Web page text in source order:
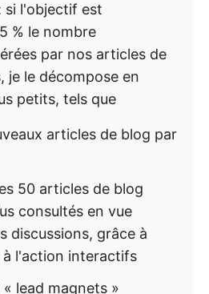
si l'objectif est
% le nombre
par nos articles de
je le décompose en
petits, tels que
articles de blog par
50 articles de blog
consultés en vue
discussions, grâce à
à l'action interactifs
lead magnets »